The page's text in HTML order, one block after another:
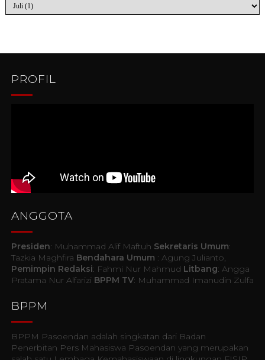
PROFIL
ANGGOTA
Presiden: Muhammad Alif Maftuh Sekretaris Umum:
Tazkia Maghfira Bendahara Umum : Agung Julianto,
Pemimpin Redaksi: Fahmi Nur Mahmud Litbang: Angga
Pratama Nur Alfarizi BPPM TV: Muhammad Imanudin Zulfa
BPPM
BPPM Pasoendan adalah singkatan dari Badan
Penerbitan Pers Mahasiswa Pasoendan yang merupakan